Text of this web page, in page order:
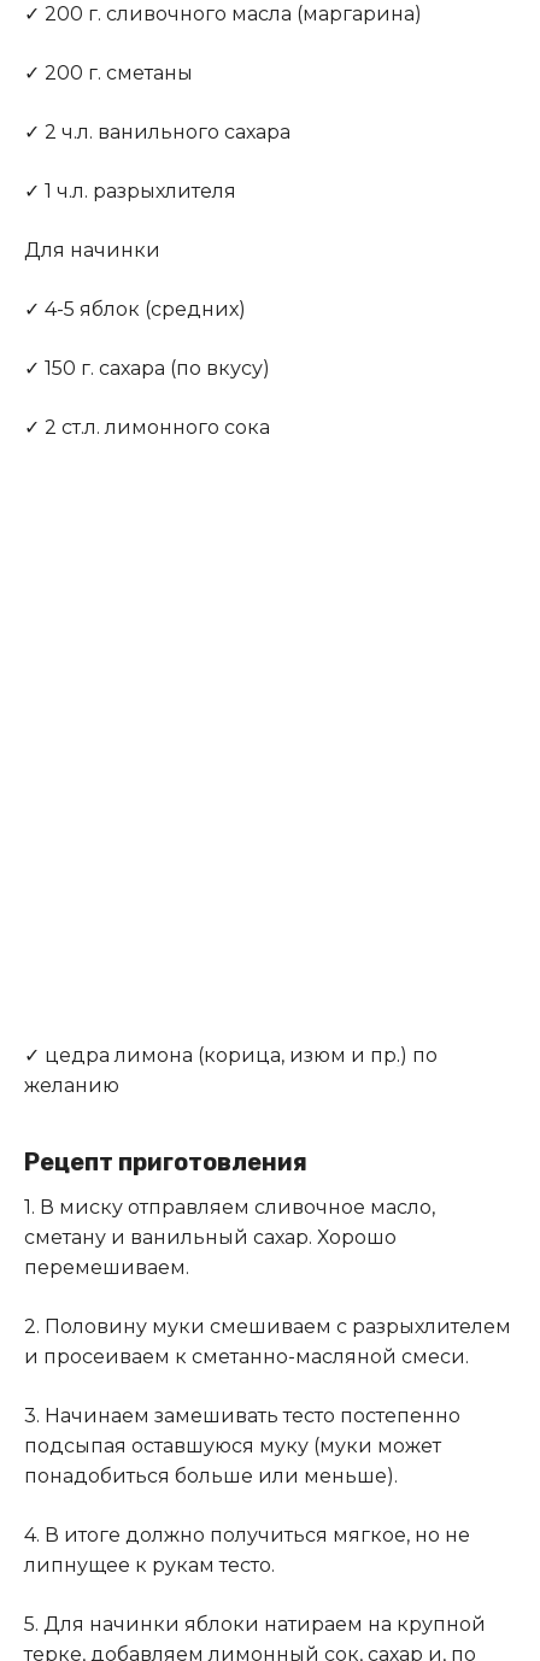
✓ 200 г. сливочного масла (маргарина)
✓ 200 г. сметаны
✓ 2 ч.л. ванильного сахара
✓ 1 ч.л. разрыхлителя
Для начинки
✓ 4-5 яблок (средних)
✓ 150 г. сахара (по вкусу)
✓ 2 ст.л. лимонного сока
✓ цедра лимона (корица, изюм и пр.) по
желанию
Рецепт приготовления
1. В миску отправляем сливочное масло,
сметану и ванильный сахар. Хорошо
перемешиваем.
2. Половину муки смешиваем с разрыхлителем
и просеиваем к сметанно-масляной смеси.
3. Начинаем замешивать тесто постепенно
подсыпая оставшуюся муку (муки может
понадобиться больше или меньше).
4. В итоге должно получиться мягкое, но не
липнущее к рукам тесто.
5. Для начинки яблоки натираем на крупной
терке, добавляем лимонный сок, сахар и, по